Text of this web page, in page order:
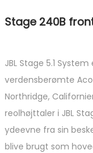
Stage 240B
JBL Stage 5.1
verdensberømte
Northridge,
reolhøjttaler i JBL
ydeevne fra sin
blive brugt som